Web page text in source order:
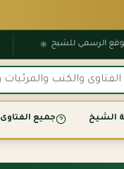
الموقع الرسمي للشيخ
الشيخ جميع الفتاوى